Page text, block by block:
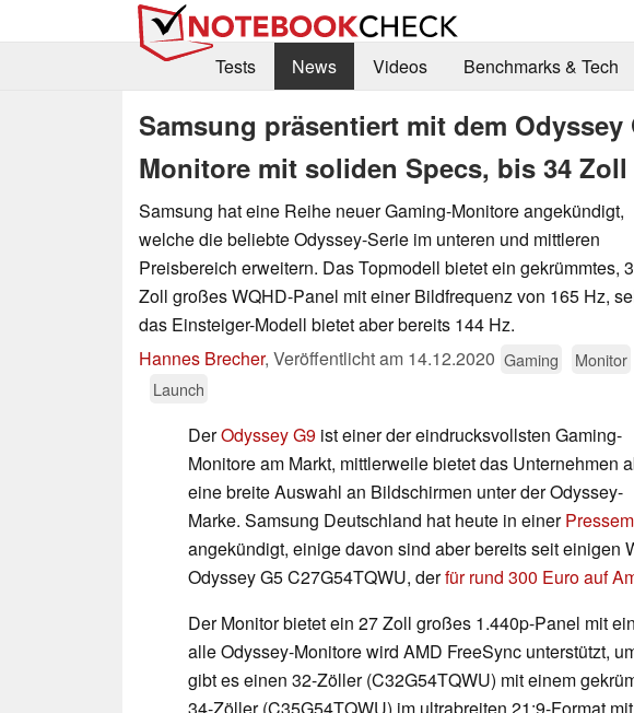
Tests
News Videos Benchmarks & Tech
Samsung präsentiert mit dem Odyssey
Monitore mit soliden Specs, bis 34 Zoll
Samsung hat eine Reihe neuer Gaming-Monitore angekündigt,
welche die beliebte Odyssey-Serie im unteren und mittleren
Preisbereich erweitern. Das Topmodell bietet ein gekrümmtes,
Zoll großes WQHD-Panel mit einer Bildfrequenz von 165 Hz,
das Einsteiger-Modell bietet aber bereits 144 Hz.
Hannes Brecher, Veröffentlicht am 14.12.2020 Gaming
Monitor
Launch
DerOdyssey G9 ist einer der eindrucksvollsten Gaming-
Monitore am Markt, mittlerweile bietet das Unternehmen
eine breite Auswahl an Bildschirmen unter der Odyssey-
Marke. Samsung Deutschland hat heute in einer
angekündigt, einige davon sind aber bereits seit einigen
Odyssey G5 C27G54TQWU, derfür rund 300 Euro auf
Der Monitor bietet ein 27 Zoll großes 1.440p-Panel mit
alle Odyssey-Monitore wird AMD FreeSync unterstützt,
gibt es einen 32-Zöller (C32G54TQWU) mit einem